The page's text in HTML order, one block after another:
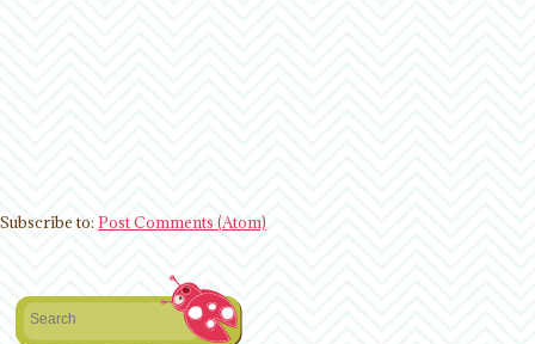
Subscribe to: Post Comments (Atom)